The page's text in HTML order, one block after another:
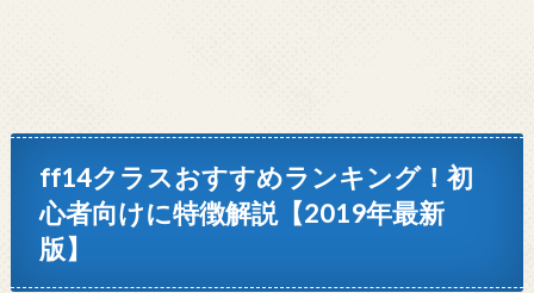
ff14クラスおすすめランキング！初
心者向けに特徴解説【2019年最新
版】